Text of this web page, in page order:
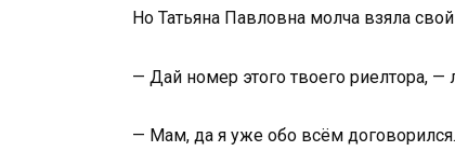
Но Татьяна Павловна молча взяла
— Дай номер этого твоего риелтора,
— Мам, да я уже обо всём